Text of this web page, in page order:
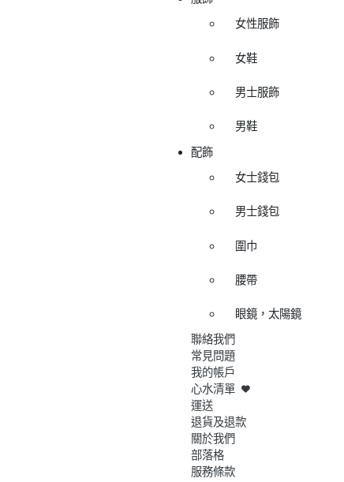
女性服飾
女鞋
男士服飾
男鞋
配飾
女士錢包
男士錢包
圍巾
腰帶
眼鏡，太陽鏡
聯絡我們
常見問題
我的帳戶
心水清單
運送
退貨及退款
關於我們
部落格
服務條款